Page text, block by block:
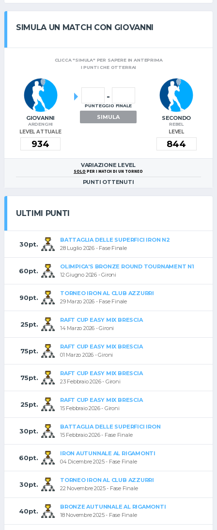
SIMULA UN MATCH CON GIOVANNI
CLICCA "SIMULA" PER SAPERE IN ANTEPRIMA
I PUNTI CHE OTTERRAI
GIOVANNI
ARDENGHI
LEVEL ATTUALE
-
PUNTEGGIO FINALE
SIMULA SECONDO
REBEL
LEVEL
VARIAZIONE LEVEL
SOLO PER I MATCH DI UN TORNEO
PUNTI OTTENUTI
ULTIMI PUNTI
30pt.
BATTAGLIA DELLE SUPERFICI IRON N2
28 Luglio 2026 - Fase Finale
60pt.
OLIMPICA'S BRONZE ROUND TOURNAMENT N1
12 Giugno 2026 - Gironi
90pt.
TORNEO IRON AL CLUB AZZURRI
29 Marzo 2026 - Fase Finale
25pt.
RAFT CUP EASY MIX BRESCIA
14 Marzo 2026 - Gironi
75pt.
RAFT CUP EASY MIX BRESCIA
01 Marzo 2026 - Gironi
75pt.
RAFT CUP EASY MIX BRESCIA
23 Febbraio 2026 - Gironi
25pt.
RAFT CUP EASY MIX BRESCIA
15 Febbraio 2026 - Gironi
30pt.
BATTAGLIA DELLE SUPERFICI IRON
15 Febbraio 2026 - Fase Finale
60pt.
IRON AUTUNNALE AL RIGAMONTI
04 Dicembre 2025 - Fase Finale
30pt.
TORNEO IRON AL CLUB AZZURRI
22 Novembre 2025 - Fase Finale
40pt.
BRONZE AUTUNNALE AL RIGAMONTI
18 Novembre 2025 - Fase Finale